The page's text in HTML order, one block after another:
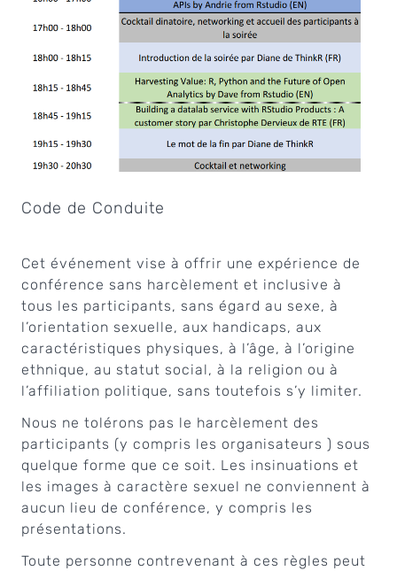
Code de Conduite
Cet événement vise à offrir une expérience de
conférence sans harcèlement et inclusive à
tous les participants, sans égard au sexe, à
l’orientation sexuelle, aux handicaps, aux
caractéristiques physiques, à l’âge, à l’origine
ethnique, au statut social, à la religion ou à
l’affiliation politique, sans toutefois s’y limiter.
Nous ne tolérons pas le harcèlement des
participants (y compris les organisateurs ) sous
quelque forme que ce soit. Les insinuations et
les images à caractère sexuel ne conviennent à
aucun lieu de conférence, y compris les
présentations.
Toute personne contrevenant à ces règles peut